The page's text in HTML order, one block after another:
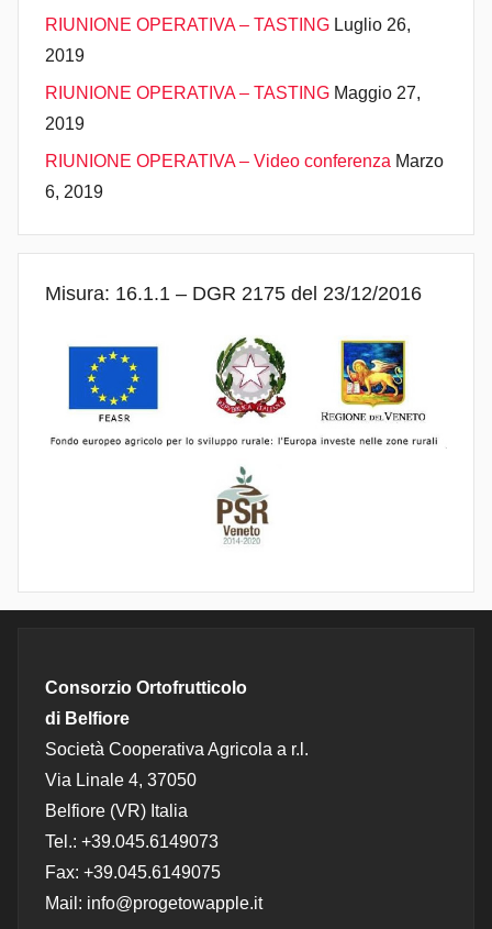
RIUNIONE OPERATIVA – TASTING Luglio 26,
2019
RIUNIONE OPERATIVA – TASTING Maggio 27,
2019
RIUNIONE OPERATIVA – Video conferenza Marzo
6, 2019
Misura: 16.1.1 – DGR 2175 del 23/12/2016
Consorzio Ortofrutticolo
di Belfiore
Società Cooperativa Agricola a r.l.
Via Linale 4, 37050
Belfiore (VR) Italia
Tel.: +39.045.6149073
Fax: +39.045.6149075
Mail: info@progetowapple.it